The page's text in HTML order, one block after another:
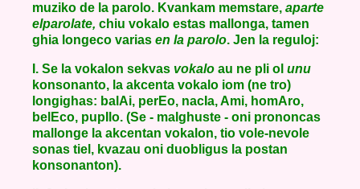
muziko de la parolo. Kvankam memstare, aparte
elparolate, chiu vokalo estas mallonga, tamen
ghia longeco varias en la parolo. Jen la reguloj:
I. Se la vokalon sekvas vokalo au ne pli ol unu
konsonanto, la akcenta vokalo iom (ne tro)
longighas: balAi, perEo, nacIa, Ami, homAro,
belEco, pupIlo. (Se - malghuste - oni prononcas
mallonge la akcentan vokalon, tio vole-nevole
sonas tiel, kvazau oni duobligus la postan
konsonanton).